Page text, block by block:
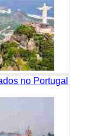
no Portugal